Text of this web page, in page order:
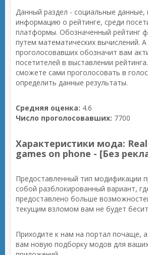
Данный раздел - социальные данные,
информацию о рейтинге, среди
платформы. Обозначенный рейтинг
путем математических вычислений. А
проголосовавших обозначит вам
посетителей в выставлении
сможете сами проголосовать в
определить данные результаты.
Средняя оценка: 4.6
Число проголосовавших: 7700
Характеристики мода: Real
games on phone - [Без
Предоставленный тип модификации
собой разблокированный вариант,
предоставлено больше
текущим взломом вам не будет
Приходите к нам на портал почаще,
вам новую подборку модов для